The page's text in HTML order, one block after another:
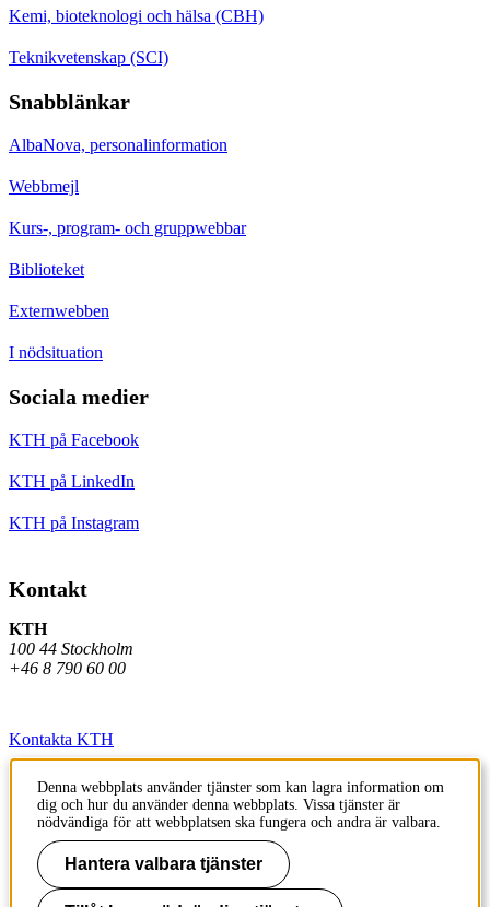
Kemi, bioteknologi och hälsa (CBH)
Teknikvetenskap (SCI)
Snabblänkar
AlbaNova, personalinformation
Webbmejl
Kurs-, program- och gruppwebbar
Biblioteket
Externwebben
I nödsituation
Sociala medier
KTH på Facebook
KTH på LinkedIn
KTH på Instagram
Kontakt
KTH
100 44 Stockholm
+46 8 790 60 00
Kontakta KTH
Jobba på KTH
Press och media
Faktura och betalning KTH
Denna webbplats använder tjänster som kan lagra information om
dig och hur du använder denna webbplats. Vissa tjänster är
nödvändiga för att webbplatsen ska fungera och andra är valbara.
Hantera valbara tjänster